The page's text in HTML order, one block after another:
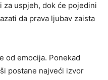
za uspjeh, dok će pojedini
da prava ljubav zaista
od emocija. Ponekad
postane najveći izvor